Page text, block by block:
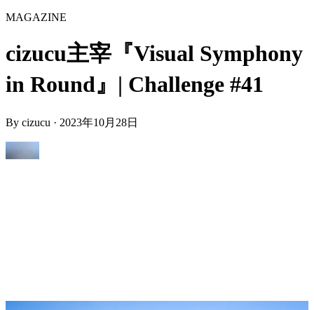
MAGAZINE
cizucu主宰『Visual Symphony
in Round』| Challenge #41
By cizucu · 2023年10月28日